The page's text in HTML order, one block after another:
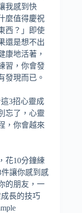
我感到快
麼值得慶祝
西？」即使
還是想不出
康地活著，
習，你會發
發現而已。
3招心靈成
忘了，心靈
，你會越來
花10分鐘練
讓你感到感
的朋友，一
長的技巧